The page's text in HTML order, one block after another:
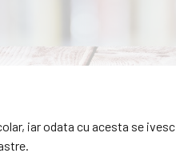
iar odata cu acesta se